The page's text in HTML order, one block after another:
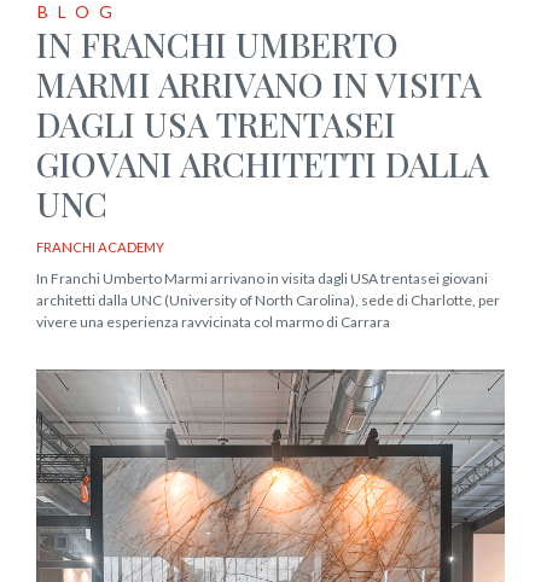
BLOG
IN FRANCHI UMBERTO
MARMI ARRIVANO IN VISITA
DAGLI USA TRENTASEI
GIOVANI ARCHITETTI DALLA
UNC
FRANCHI ACADEMY
In Franchi Umberto Marmi arrivano in visita dagli USA trentasei giovani
architetti dalla UNC (University of North Carolina), sede di Charlotte, per
vivere una esperienza ravvicinata col marmo di Carrara